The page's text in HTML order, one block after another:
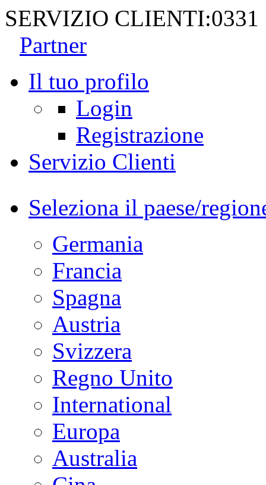
SERVIZIO CLIENTI:0331
Partner
Il tuo profilo
Login
Registrazione
Servizio Clienti
Seleziona il paese/
Germania
Francia
Spagna
Austria
Svizzera
Regno Unito
International
Europa
Australia